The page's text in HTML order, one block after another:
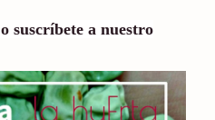
o suscríbete a nuestro